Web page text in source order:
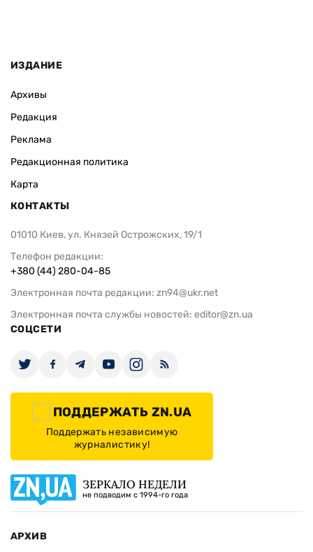
ИЗДАНИЕ
Архивы
Редакция
Реклама
Редакционная политика
Карта
КОНТАКТЫ
01010 Киев, ул. Князей Острожских, 19/1
Телефон редакции:
+380 (44) 280-04-85
Электронная почта редакции: zn94@ukr.net
Электронная почта службы новостей: editor@zn.ua
СОЦСЕТИ
ПОДДЕРЖАТЬ ZN.UA
Поддержать независимую
журналистику!
ЗЕРКАЛО НЕДЕЛИ
не подводим с 1994-го года
АРХИВ